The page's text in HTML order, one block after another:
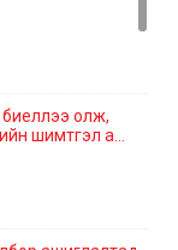
биеллээ олж,
шимтгэл а...